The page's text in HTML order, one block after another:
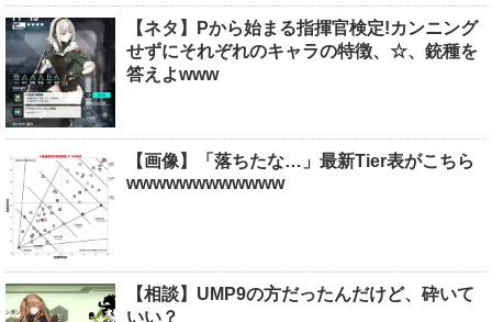
【ネタ】Pから始まる指揮官検定!カンニング
せずにそれぞれのキャラの特徴、☆、銃種を
答えよwww
【画像】「落ちたな…」最新Tier表がこちら
wwwwwwwwwwww
【相談】UMP9の方だったんだけど、砕いて
いい？